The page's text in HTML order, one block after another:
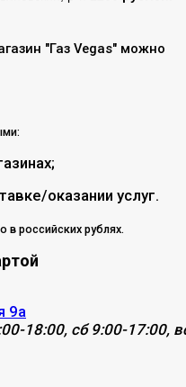
"Газ Vegas" можно
оказании услуг.
в российских рублях.
9а
18:00, сб 9:00-17:00,